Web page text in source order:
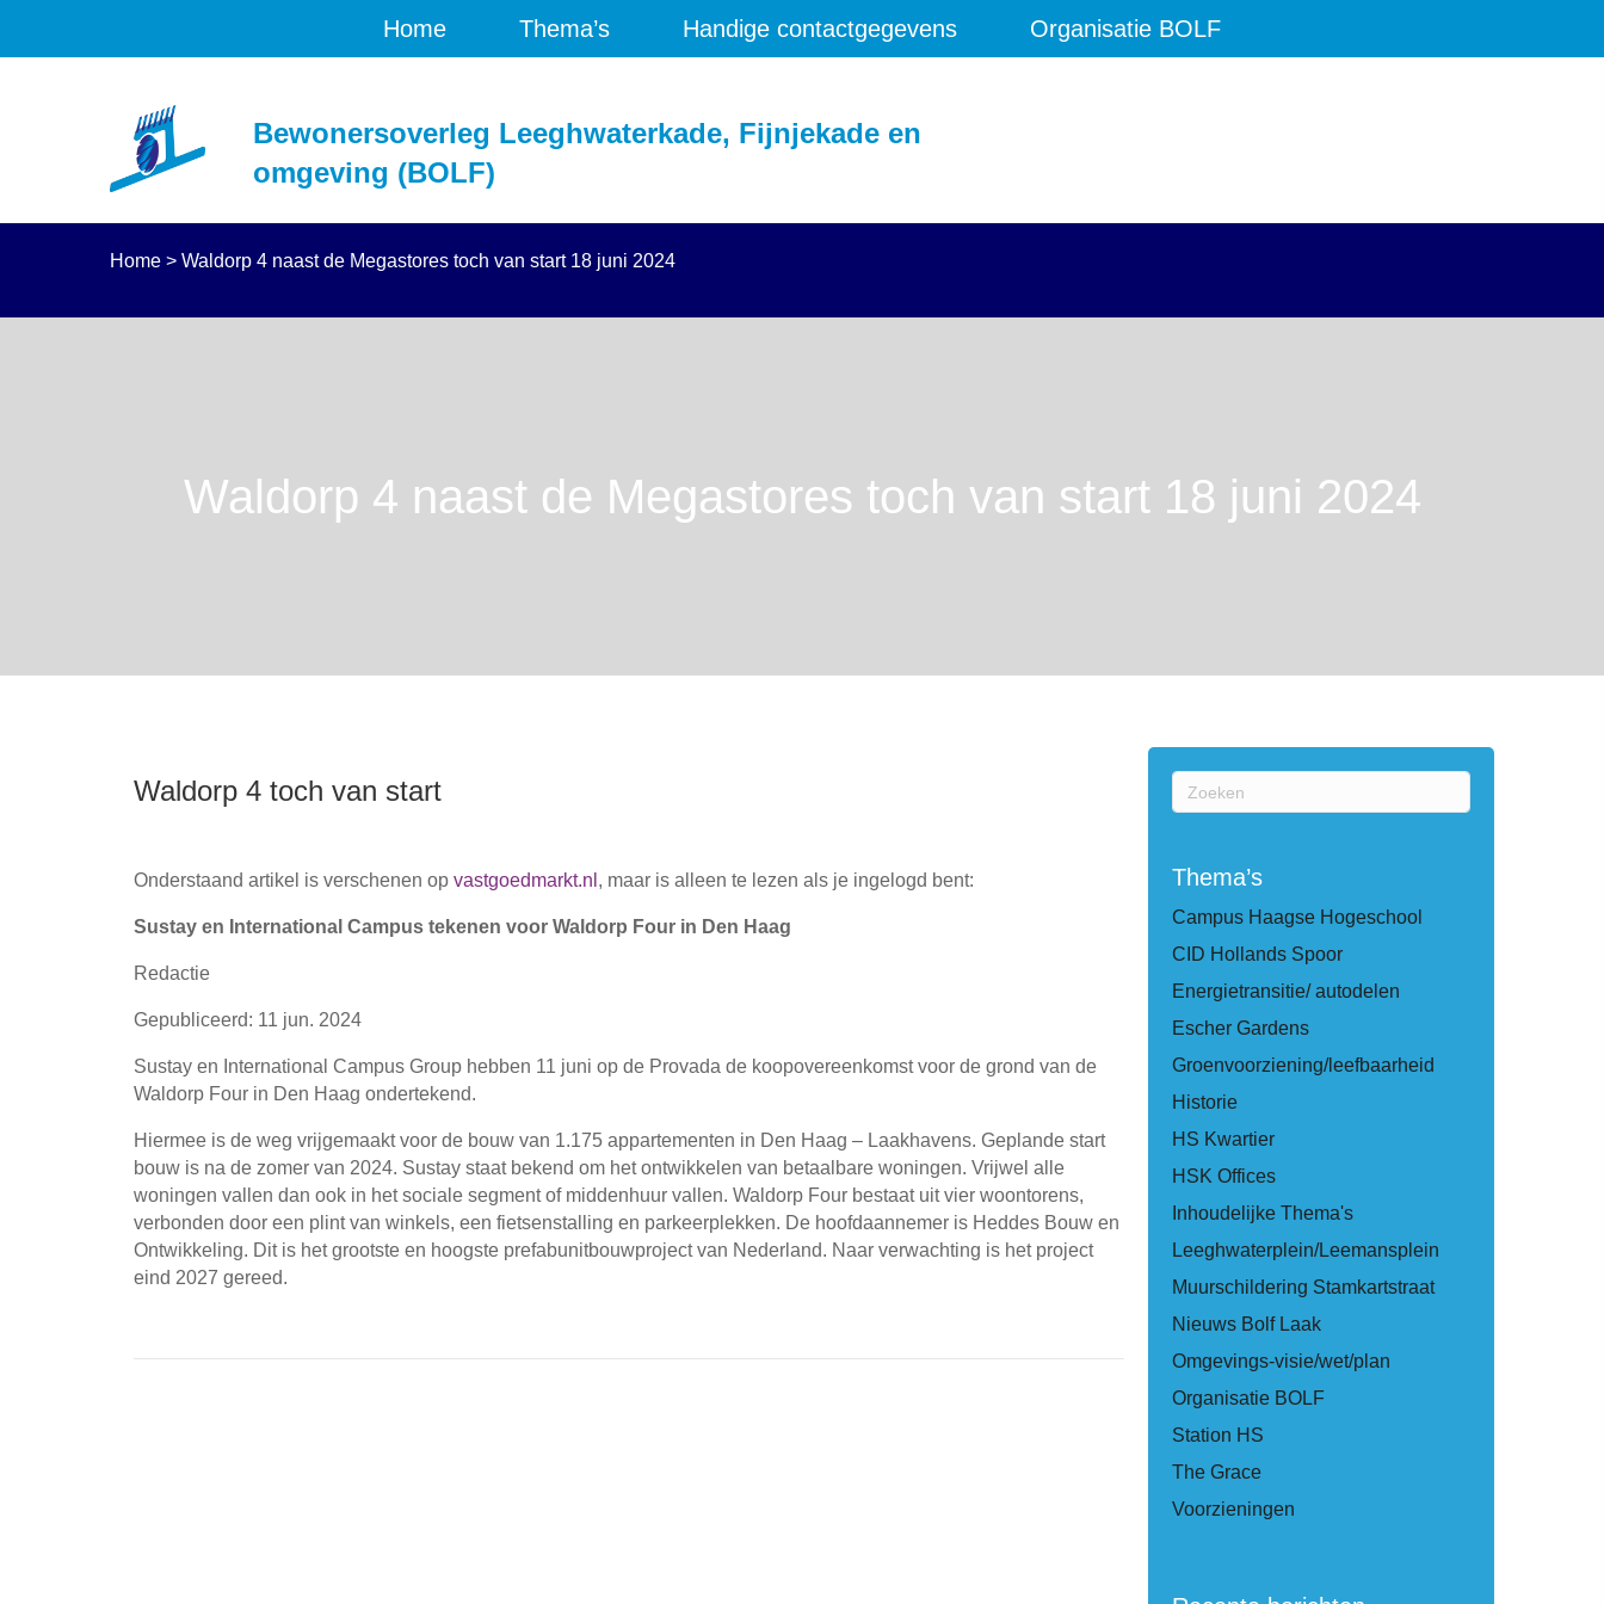
Home Thema’s Handige contactgegevens Organisatie BOLF
Bewonersoverleg Leeghwaterkade, Fijnjekade en
omgeving (BOLF)
Home > Waldorp 4 naast de Megastores toch van start 18 juni 2024
Waldorp 4 naast de Megastores toch van start 18 juni 2024
Waldorp 4 toch van start
Onderstaand artikel is verschenen op vastgoedmarkt.nl , maar is alleen te lezen als je ingelogd bent:
Sustay en International Campus tekenen voor Waldorp Four in Den Haag
Redactie
Gepubliceerd: 11 jun. 2024
Sustay en International Campus Group hebben 11 juni op de Provada de koopovereenkomst voor de grond van de
Waldorp Four in Den Haag ondertekend.
Hiermee is de weg vrijgemaakt voor de bouw van 1.175 appartementen in Den Haag – Laakhavens. Geplande start
bouw is na de zomer van 2024. Sustay staat bekend om het ontwikkelen van betaalbare woningen. Vrijwel alle
woningen vallen dan ook in het sociale segment of middenhuur vallen. Waldorp Four bestaat uit vier woontorens,
verbonden door een plint van winkels, een fietsenstalling en parkeerplekken. De hoofdaannemer is Heddes Bouw en
Ontwikkeling. Dit is het grootste en hoogste prefabunitbouwproject van Nederland. Naar verwachting is het project
eind 2027 gereed.
Thema’s
Campus Haagse Hogeschool
CID Hollands Spoor
Energietransitie/ autodelen
Escher Gardens
Groenvoorziening/leefbaarheid
Historie
HS Kwartier
HSK Offices
Inhoudelijke Thema's
Leeghwaterplein/Leemansplein
Muurschildering Stamkartstraat
Nieuws Bolf Laak
Omgevings-visie/wet/plan
Organisatie BOLF
Station HS
The Grace
Voorzieningen